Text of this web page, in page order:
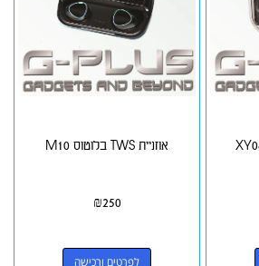
אוזניית TWS בלוטוס M10
₪250
לפרטים ורכישה